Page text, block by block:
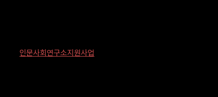
인문사회연구소지원사업